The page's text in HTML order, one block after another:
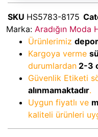
SKU HS5783-8175
Marka: Aradığın Moda
Ürünlerimiz
Kargoya verme
durumlardan 2-3
Güvenlik Etiketi
alınmamaktadır.
Uygun fiyatlı ve
kaliteli ürünleri